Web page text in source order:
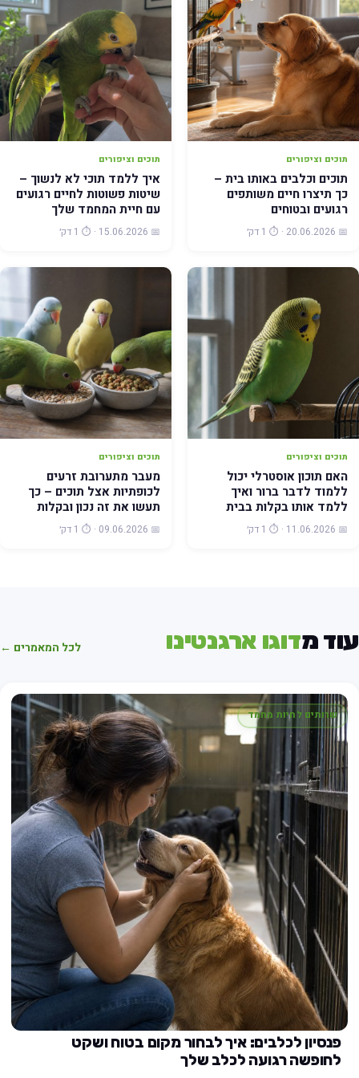
תוכים וציפורים
תוכים וכלבים באותו בית –
כך תיצרו חיים משותפים
רגועים ובטוחים
📅 20.06.2026 · ⏱️ 1 דק׳
תוכים וציפורים
איך ללמד תוכי לא לנשוך –
שיטות פשוטות לחיים רגועים
עם חיית המחמד שלך
📅 15.06.2026 · ⏱️ 1 דק׳
תוכים וציפורים
האם תוכון אוסטרלי יכול
ללמוד לדבר ברור ואיך
ללמד אותו בקלות בבית
📅 11.06.2026 · ⏱️ 1 דק׳
תוכים וציפורים
מעבר מתערובת זרעים
לכופתיות אצל תוכים – כך
תעשו את זה נכון ובקלות
📅 09.06.2026 · ⏱️ 1 דק׳
מדוגו ארגנטינו לכל המאמרים ←
שרותים לחיות מחמד
פנסיון לכלבים: איך לבחור מקום בטוח ושקט
לחופשה רגועה לכלב שלך